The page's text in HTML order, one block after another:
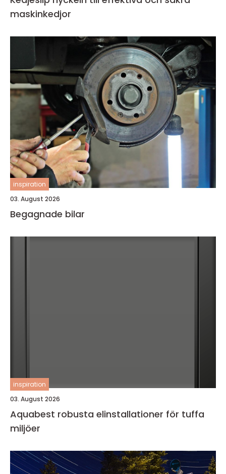
maskinkedjor
inspiration
03. August 2026
Begagnade bilar
inspiration
03. August 2026
Aquabest robusta elinstallationer för tuffa
miljöer